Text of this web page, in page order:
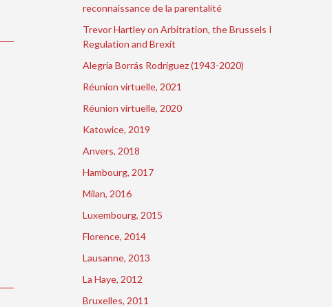
reconnaissance de la parentalité
Trevor Hartley on Arbitration, the Brussels I
Regulation and Brexit
Alegría Borrás Rodríguez (1943-2020)
Réunion virtuelle, 2021
Réunion virtuelle, 2020
Katowice, 2019
Anvers, 2018
Hambourg, 2017
Milan, 2016
Luxembourg, 2015
Florence, 2014
Lausanne, 2013
La Haye, 2012
Bruxelles, 2011